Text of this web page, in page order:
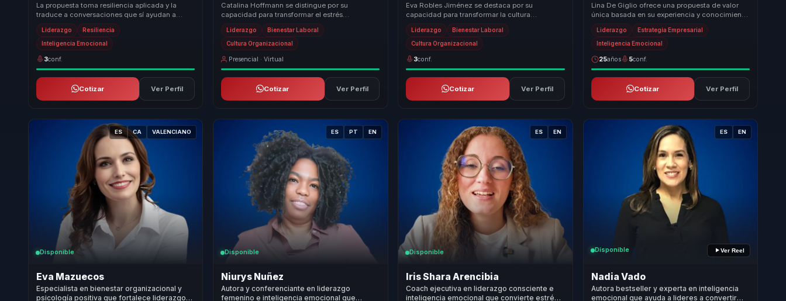
La propuesta toma resiliencia aplicada y la
traduce a conversaciones que sí ayudan a
decidir mejor. Para organizaciones y lideres
que enf...
Liderazgo Resiliencia
Inteligencia Emocional
3conf.
Cotizar Ver Perfil
Catalina Hoffmann se distingue por su
capacidad para transformar el estrés
organizacional en productividad mediante el
Neurofitness. Su m...
Liderazgo Bienestar Laboral
Cultura Organizacional
Presencial · Virtual
Cotizar Ver Perfil
Eva Robles Jiménez se destaca por su
capacidad para transformar la cultura
organizacional a través de la felicidad y el
bienestar. Utiliz...
Liderazgo Bienestar Laboral
Cultura Organizacional
3conf.
Cotizar Ver Perfil
Lina De Giglio ofrece una propuesta de valor
única basada en su experiencia y conocimiento
en liderazgo transformacional, felicidad labor...
Liderazgo Estrategia Empresarial
Inteligencia Emocional
25años 5conf.
Cotizar Ver Perfil
ES CA VALENCIANO
Disponible
Eva Mazuecos
Especialista en bienestar organizacional y
psicología positiva que fortalece liderazgo
ES PT EN
Disponible
Niurys Nuñez
Autora y conferenciante en liderazgo
femenino e inteligencia emocional que
ES EN
Disponible
Iris Shara Arencibia
Coach ejecutiva en liderazgo consciente e
inteligencia emocional que convierte estrés
ES EN
Disponible Ver Reel
Nadia Vado
Autora bestseller y experta en inteligencia
emocional que ayuda a lideres a convertir